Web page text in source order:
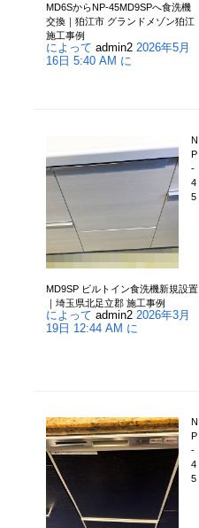
MD6SからNP-45MD9SPへ食洗機
交換｜狛江市 グランドメゾン狛江
施工事例
によって admin2 2026年5月
16日 5:40 AM に
N
P
-
4
5
MD9SP ビルトイン食洗機新規設置
｜埼玉県北足立郡 施工事例
によって admin2 2026年3月
19日 12:44 AM に
N
P
-
4
5